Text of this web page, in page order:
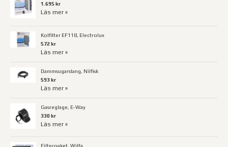
1.695 kr
Läs mer »
Kolfilter EF118, Electrolux
572 kr
Läs mer »
Dammsugarslang, Nilfisk
593 kr
Läs mer »
Gasreglage, E-Way
330 kr
Läs mer »
Filterpaket, Wilfa